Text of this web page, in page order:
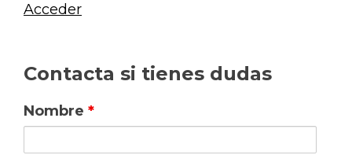
Acceder
Contacta si tienes dudas
Nombre *